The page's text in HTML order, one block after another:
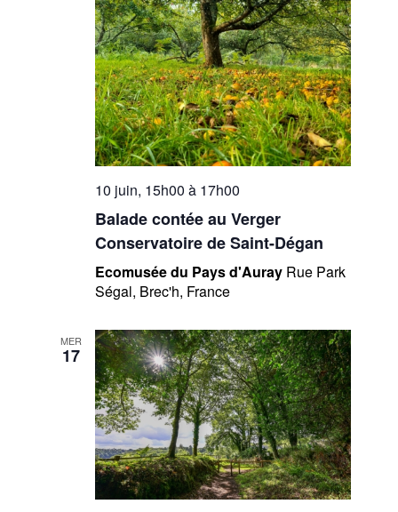
10 juin, 15h00 à 17h00
Balade contée au Verger
Conservatoire de Saint-Dégan
Ecomusée du Pays d'Auray Rue Park
Ségal, Brec'h, France
MER
17